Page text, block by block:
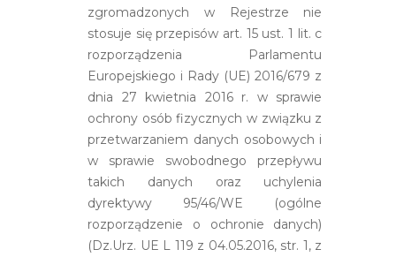
zgromadzonych w Rejestrze nie
stosuje się przepisów art. 15 ust. 1 lit. c
rozporządzenia Parlamentu
Europejskiego i Rady (UE) 2016/679 z
dnia 27 kwietnia 2016 r. w sprawie
ochrony osób fizycznych w związku z
przetwarzaniem danych osobowych i
w sprawie swobodnego przepływu
takich danych oraz uchylenia
dyrektywy 95/46/WE (ogólne
rozporządzenie o ochronie danych)
(Dz.Urz. UE L 119 z 04.05.2016, str. 1, z